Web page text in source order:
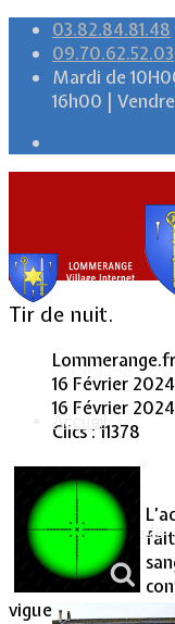
03.82.84.81.48
09.70.62.52.03
Mardi de
16h00 |
Accueil
Vie Municipale
Tir de nuit.
Lommerange.fr
16 Février 2024
16 Février 2024
Clics : 11378
vigueur.